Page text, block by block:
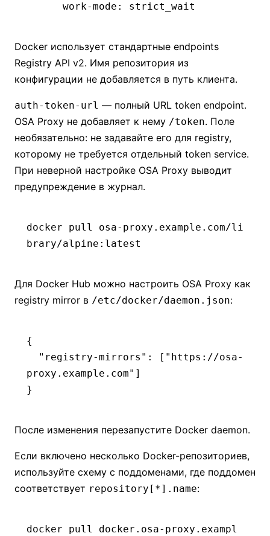
      work-mode
: strict_wait
Docker использует стандартные endpoints
Registry API v2. Имя репозитория из
конфигурации не добавляется в путь клиента.
auth-token-url — полный URL token endpoint.
OSA Proxy не добавляет к нему /token. Поле
необязательно: не задавайте его для registry,
которому не требуется отдельный token service.
При неверной настройке OSA Proxy выводит
предупреждение в журнал.
docker pull
osa-proxy.example.com/li
brary/alpine:latest
Для Docker Hub можно настроить OSA Proxy как
registry mirror в /etc/docker/daemon.json:
{
  "registry-mirrors"
: [ "https://osa-
proxy.example.com" ]
}
После изменения перезапустите Docker daemon.
Если включено несколько Docker-репозиториев,
используйте схему с поддоменами, где поддомен
соответствует repository[*].name:
docker pull
docker.osa-proxy.exampl